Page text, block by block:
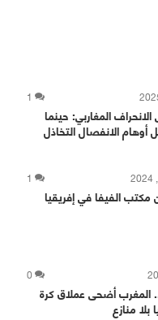
1
المغاربي: حينما
أوهام الانفصال التخاذل
1
الفيفا في إفريقيا
0
المغرب أضحى عملاق كرة
بلا منازع